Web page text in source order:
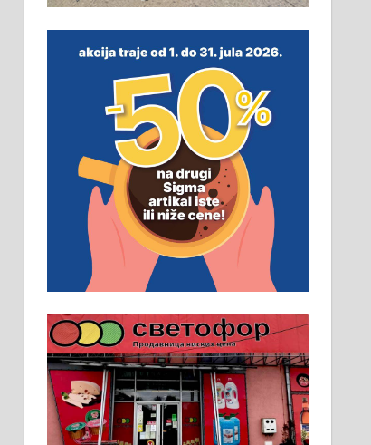
Основна школа, пожељно
неопходан услов. Обезбеђен
смештај, превоз, исхрана.
032/57-41-122 – локал 22
Пружам услуге завршних
радова у грађевини,
хидроизолације и молерских
радова. 061/25-28-058
Ало таксију потребан возач са Б
категоријом. 064/02-85-511
Потребна два радника за рад на
стоваришту „Липа промет” у
Алексинцу. За више
информација доћи лично на
стовариште у улици Максима
Горког 26 сваког радног дана од
8 до 15 часова. 063/465-045